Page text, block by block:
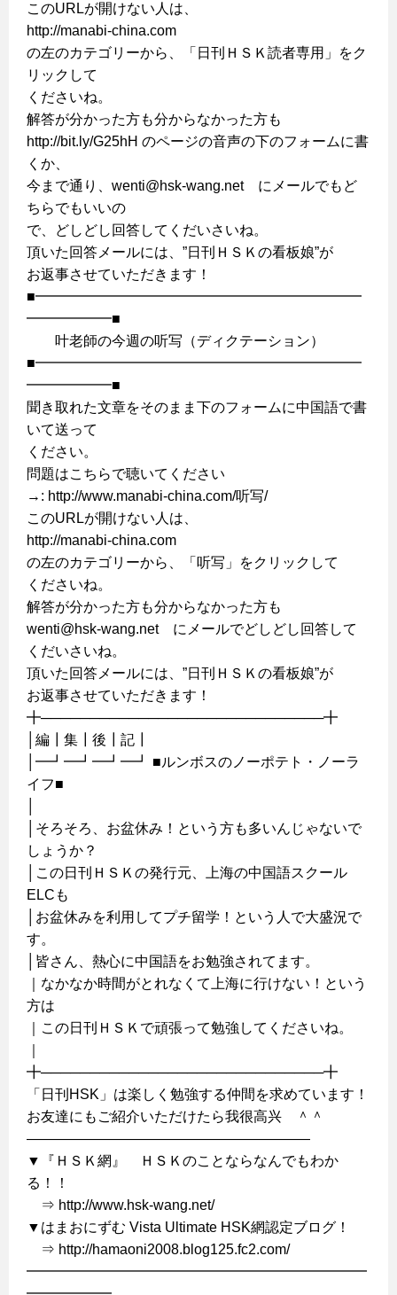
このURLが開けない人は、
http://manabi-china.com
の左のカテゴリーから、「日刊ＨＳＫ読者専用」をク
リックして
くださいね。
解答が分かった方も分からなかった方も
http://bit.ly/G25hH のページの音声の下のフォームに書
くか、
今まで通り、wenti@hsk-wang.net にメールでもど
ちらでもいいの
で、どしどし回答してくだいさいね。
頂いた回答メールには、”日刊ＨＳＫの看板娘”が
お返事させていただきます！
■━━━━━━━━━━━━━━━━━━━━━━━
━━━━━━■
叶老師の今週の听写（ディクテーション）
■━━━━━━━━━━━━━━━━━━━━━━━
━━━━━━■
聞き取れた文章をそのまま下のフォームに中国語で書
いて送って
ください。
問題はこちらで聴いてください
→: http://www.manabi-china.com/听写/
このURLが開けない人は、
http://manabi-china.com
の左のカテゴリーから、「听写」をクリックして
くださいね。
解答が分かった方も分からなかった方も
wenti@hsk-wang.net にメールでどしどし回答して
くだいさいね。
頂いた回答メールには、”日刊ＨＳＫの看板娘”が
お返事させていただきます！
╋─────────────────────────────╋
│編┃集┃後┃記┃
│━┛━┛━┛━┛ ■ルンボスのノーポテト・ノーラ
イフ■
│そろそろ、お盆休み！という方も多いんじゃないで
しょうか？
│この日刊ＨＳＫの発行元、上海の中国語スクール
ELCも
│お盆休みを利用してプチ留学！という人で大盛況で
す。
│皆さん、熱心に中国語をお勉強されてます。
｜なかなか時間がとれなくて上海に行けない！という
方は
｜この日刊ＨＳＫで頑張って勉強してくださいね。
╋─────────────────────────────╋
「日刊HSK」は楽しく勉強する仲間を求めています！
お友達にもご紹介いただけたら我很高兴 ＾＾
————————————————————
▼『ＨＳＫ網』 ＨＳＫのことならなんでもわか
る！！
⇒ http://www.hsk-wang.net/
▼はまおにずむ Vista Ultimate HSK網認定ブログ！
⇒ http://hamaoni2008.blog125.fc2.com/
━━━━━━━━━━━━━━━━━━━━━━━━